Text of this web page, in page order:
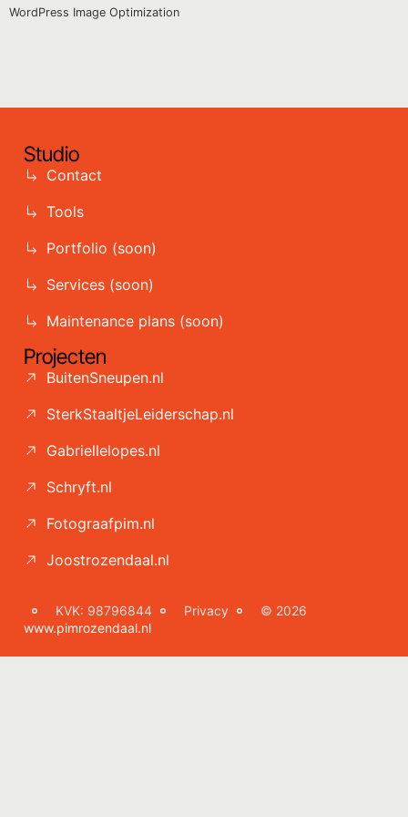
WordPress Image Optimization
Studio
Contact
Tools
Portfolio (soon)
Services (soon)
Maintenance plans (soon)
Projecten
BuitenSneupen.nl
SterkStaaltjeLeiderschap.nl
Gabriellelopes.nl
Schryft.nl
Fotograafpim.nl
Joostrozendaal.nl
KVK: 98796844 Privacy
© 2026
www.pimrozendaal.nl